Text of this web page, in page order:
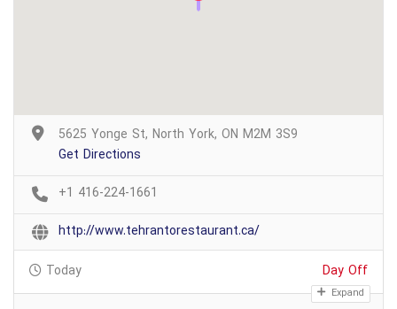
5625 Yonge St, North York, ON M2M 3S9
Get Directions
+1 416-224-1661
http://www.tehrantorestaurant.ca/
Today Day Off
Expand